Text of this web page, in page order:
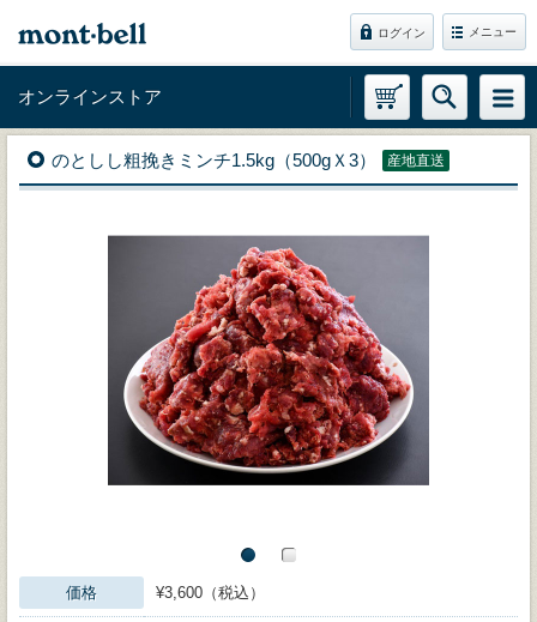
ログイン メニュー
オンラインストア
のとしし粗挽きミンチ1.5kg（500gＸ3） 産地直送
価格 ¥3,600（税込）